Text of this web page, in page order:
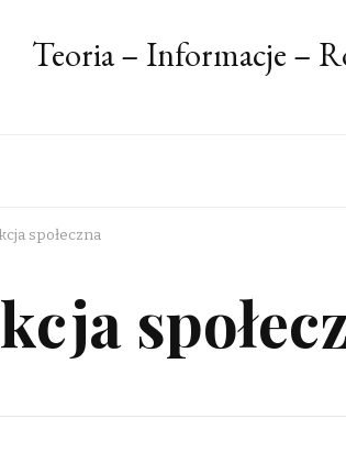
Teoria – Informacje –
społeczna